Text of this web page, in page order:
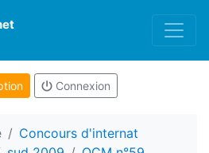
Connexion
Concours d'internat